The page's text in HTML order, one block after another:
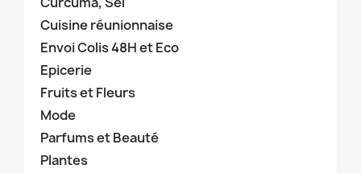
Cuisine réunionnaise
Envoi Colis 48H et Eco
Epicerie
Fruits et Fleurs
Mode
Parfums et Beauté
Plantes